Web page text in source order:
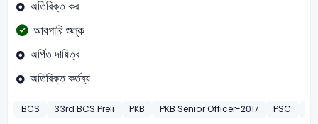
অতিরিক্ত কর
আবগারি শুল্ক
অর্পিত দায়িত্ব
অতিরিক্ত কর্তব্য
BCS 33rd BCS Preli PKB PKB Senior Officer-2017 PSC